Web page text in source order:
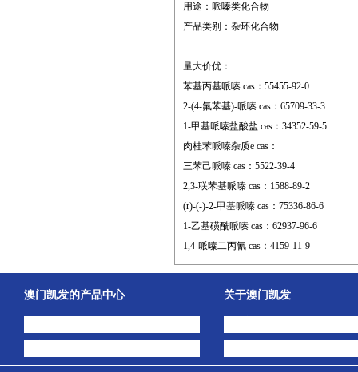
用途：哌嗪类化合物
产品类别：杂环化合物
量大价优：
苯基丙基哌嗪 cas：55455-92-0
2-(4-氟苯基)-哌嗪 cas：65709-33-3
1-甲基哌嗪盐酸盐 cas：34352-59-5
肉桂苯哌嗪杂质e cas：
三苯己哌嗪 cas：5522-39-4
2,3-联苯基哌嗪 cas：1588-89-2
(r)-(-)-2-甲基哌嗪 cas：75336-86-6
1-乙基磺酰哌嗪 cas：62937-96-6
1,4-哌嗪二丙氰 cas：4159-11-9
澳门凯发的产品中心 关于澳门凯发